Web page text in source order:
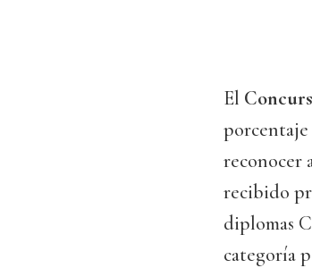
El
porcentaje
reconocer
recibido
diplomas
categoría